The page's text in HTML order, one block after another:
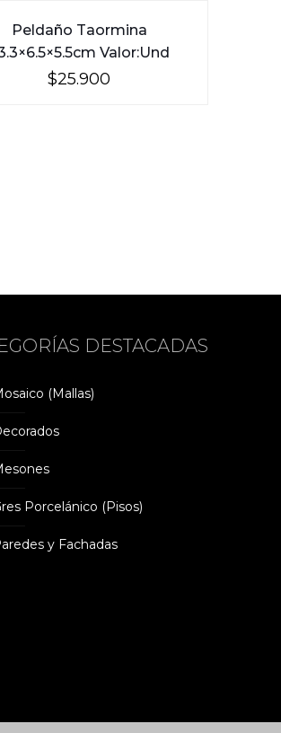
Peldaño Taormina
Valor:Und
$25.900
DESTACADAS
(Mallas)
Porcelánico (Pisos)
y Fachadas